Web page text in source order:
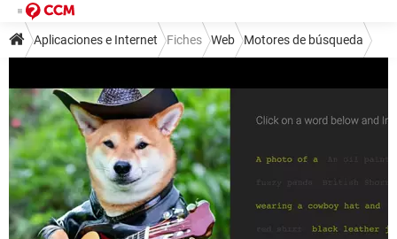
Aplicaciones e Internet Fiches Web Motores de búsqueda